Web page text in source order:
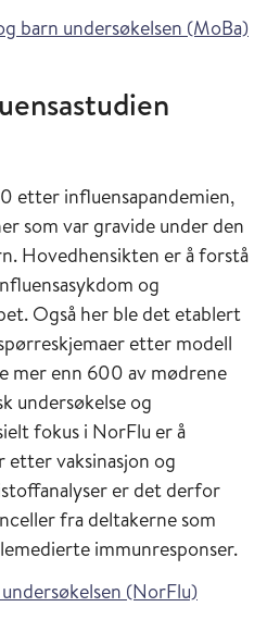
barn undersøkelsen (MoBa)
etter influensapandemien,
som var gravide under den
Hovedhensikten er å forstå
og
Også her ble det etablert
etter modell
mer enn 600 av mødrene
undersøkelse og
fokus i NorFlu er å
etter vaksinasjon og
er det derfor
fra deltakerne som
immunresponser.
(NorFlu)